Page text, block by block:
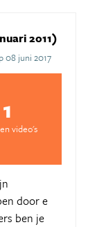
2011)
08 juni 2017
1
video's
door e
ben je